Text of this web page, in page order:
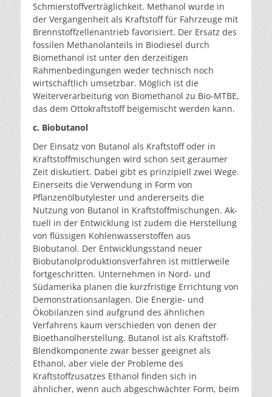
Schmierstoffverträglichkeit. Me­thanol wurde in
der Vergangenheit als Kraftstoff für Fahr­zeuge mit
Brennstoffzellenantrieb favorisiert. Der Ersatz des
fossilen Methanolanteils in Biodiesel durch
Biome­thanol ist unter den derzeitigen
Rahmenbedingungen we­der technisch noch
wirtschaftlich umsetzbar. Möglich ist die
Weiterverarbeitung von Biomethanol zu Bio-MTBE,
das dem Ottokraftstoff beigemischt werden kann.
c. Biobutanol
Der Einsatz von Butanol als Kraftstoff oder in
Kraftstoff­mischungen wird schon seit geraumer
Zeit diskutiert. Da­bei gibt es prinzipiell zwei Wege.
Einerseits die Verwen­dung in Form von
Pflanzenölbutylester und andererseits die
Nutzung von Butanol in Kraftstoffmischungen. Ak­
tuell in der Entwicklung ist zudem die Herstellung
von flüssigen Kohlenwasserstoffen aus
Biobutanol. Der Ent­wicklungsstand neuer
Biobutanolproduktionsverfahren ist mittlerweile
fortgeschritten. Unternehmen in Nord- und
Südamerika planen die kurzfristige Errichtung von
Demonstrationsanlagen. Die Energie- und
Ökobilanzen sind aufgrund des ähnlichen
Verfahrens kaum verschie­den von denen der
Bioethanolherstellung. Butanol ist als Kraftstoff-
Blendkomponente zwar besser geeignet als
Ethanol, aber viele der Probleme des
Kraftstoffzusatzes Ethanol finden sich in
ähnlicher, wenn auch abge­schwächter Form, beim